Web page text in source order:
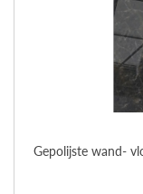
Gepolijste wand-